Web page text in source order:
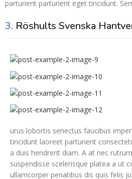
parturient parturient eget tincidunt.
3. Röshults Svenska
urus lobortis senectus faucibus
tincidunt laoreet parturient
a duis hendrerit diam. A at nec
suspendisse scelerisque platea a ut
ullamcorper penatibus dis quis felis